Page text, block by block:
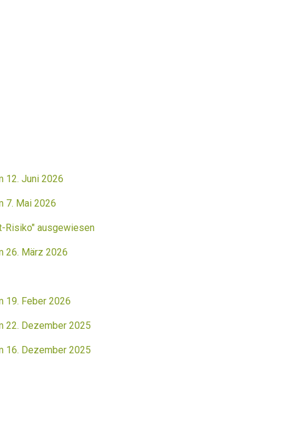
12. Juni 2026
7. Mai 2026
Risiko" ausgewiesen
26. März 2026
19. Feber 2026
22. Dezember 2025
16. Dezember 2025